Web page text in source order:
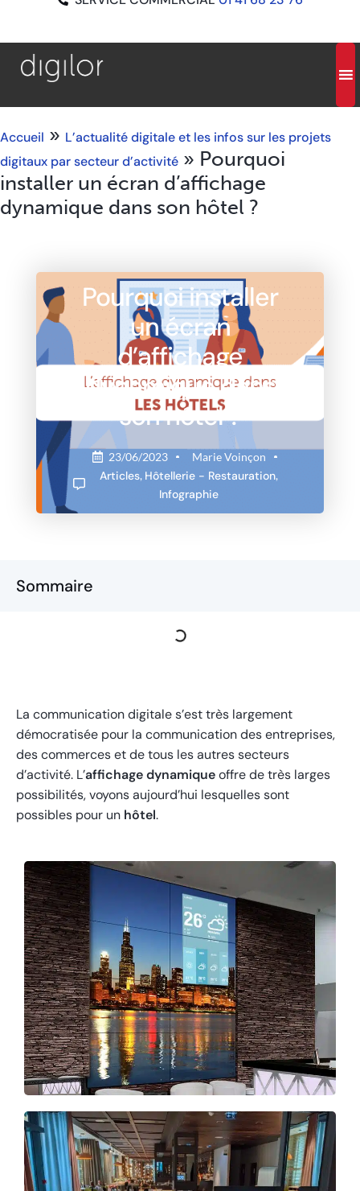
Accueil » L’actualité digitale et les infos sur les projets
digitaux par secteur d’activité » Pourquoi
installer un écran d’affichage
dynamique dans son hôtel ?
Pourquoi installer
un écran
d’affichage
dynamique dans
son hôtel ?
23/06/2023 Marie Voinçon
Articles, Hôtellerie - Restauration,
Infographie
Sommaire
La communication digitale s’est très largement
démocratisée pour la communication des entreprises,
des commerces et de tous les autres secteurs
d’activité. L’affichage dynamiqueoffre de très larges
possibilités, voyons aujourd’hui lesquelles sont
possibles pour un hôtel.